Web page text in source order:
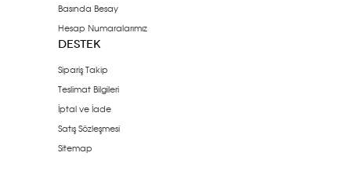
Basında Besay
Hesap Numaralarımız
DESTEK
Sipariş Takip
Teslimat Bilgileri
İptal ve İade
Satış Sözleşmesi
Sitemap